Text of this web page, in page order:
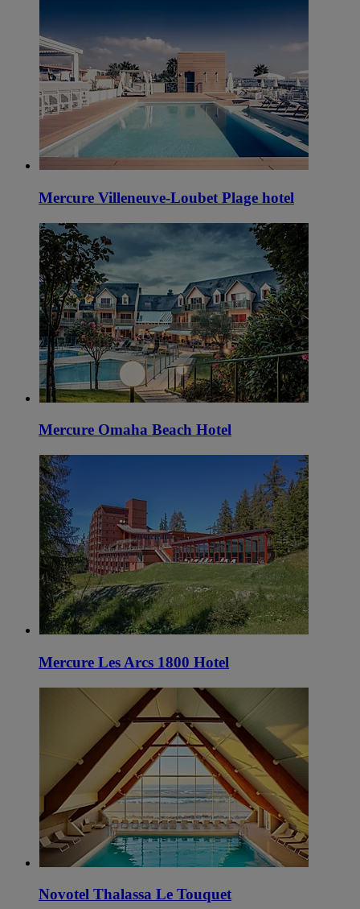
Mercure Villeneuve-Loubet Plage hotel
Mercure Omaha Beach Hotel
Mercure Les Arcs 1800 Hotel
Novotel Thalassa Le Touquet